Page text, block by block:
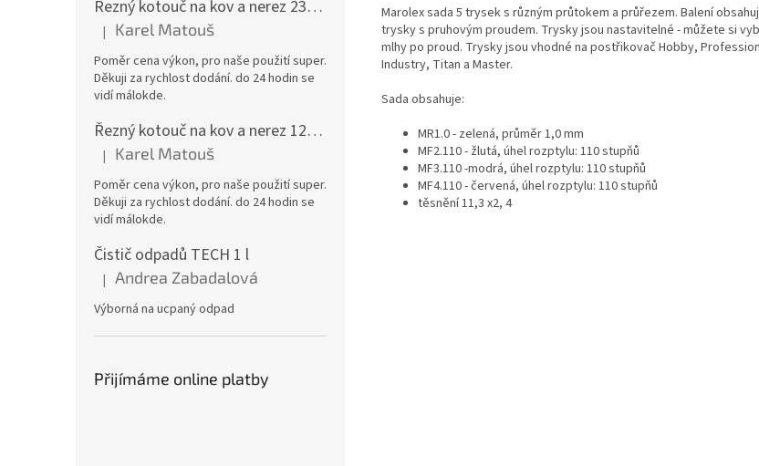
Řezný kotouč na kov a nerez 230x2,0x22 A46T6BF, balení 25ks
Hodnocení produktu je 5 z 5 hvězdiček.
| Karel Matouš
Poměr cena výkon, pro naše použití super.
Děkuji za rychlost dodání. do 24 hodin se
vidí málokde.
Řezný kotouč na kov a nerez 125x1,0x22 A46T6BF, balení 25ks
Hodnocení produktu je 5 z 5 hvězdiček.
| Karel Matouš
Poměr cena výkon, pro naše použití super.
Děkuji za rychlost dodání. do 24 hodin se
vidí málokde.
Čistič odpadů TECH 1 l
Hodnocení produktu je 5 z 5 hvězdiček.
| Andrea Zabadalová
Výborná na ucpaný odpad
Přijímáme online platby
Marolex sada 5 trysek s různým průtokem a průřezem. Balení
trysky s pruhovým proudem. Trysky jsou nastavitelné - můžete si
mlhy po proud. Trysky jsou vhodné na postřikovač Hobby,
Industry, Titan a Master.
Sada obsahuje:
MR1.0 - zelená, průměr 1,0 mm
MF2.110 - žlutá, úhel rozptylu: 110 stupňů
MF3.110 -modrá, úhel rozptylu: 110 stupňů
MF4.110 - červená, úhel rozptylu: 110 stupňů
těsnění 11,3 x2, 4